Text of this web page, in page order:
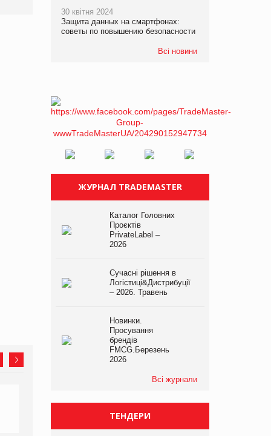
30 квітня 2024
Защита данных на смартфонах:
советы по повышению безопасности
Всі новини
ЖУРНАЛ TRADEMASTER
Каталог Головних
Проєктів
PrivateLabel –
2026
Сучасні рішення в
Логістиці&Дистрибуції
– 2026. Травень
Новинки.
Просування
брендів
FMCG.Березень
2026
Всі журнали
ТЕНДЕРИ